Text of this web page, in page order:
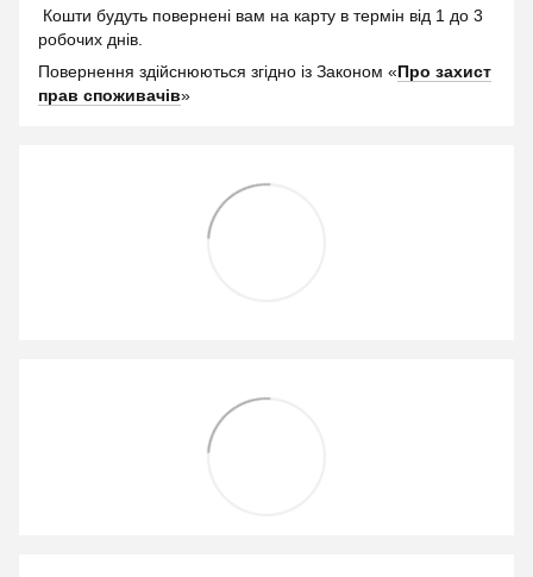
Кошти будуть повернені вам на карту в термін від 1 до 3
робочих днів.
Повернення здійснюються згідно із Законом «Про захист
прав споживачів»